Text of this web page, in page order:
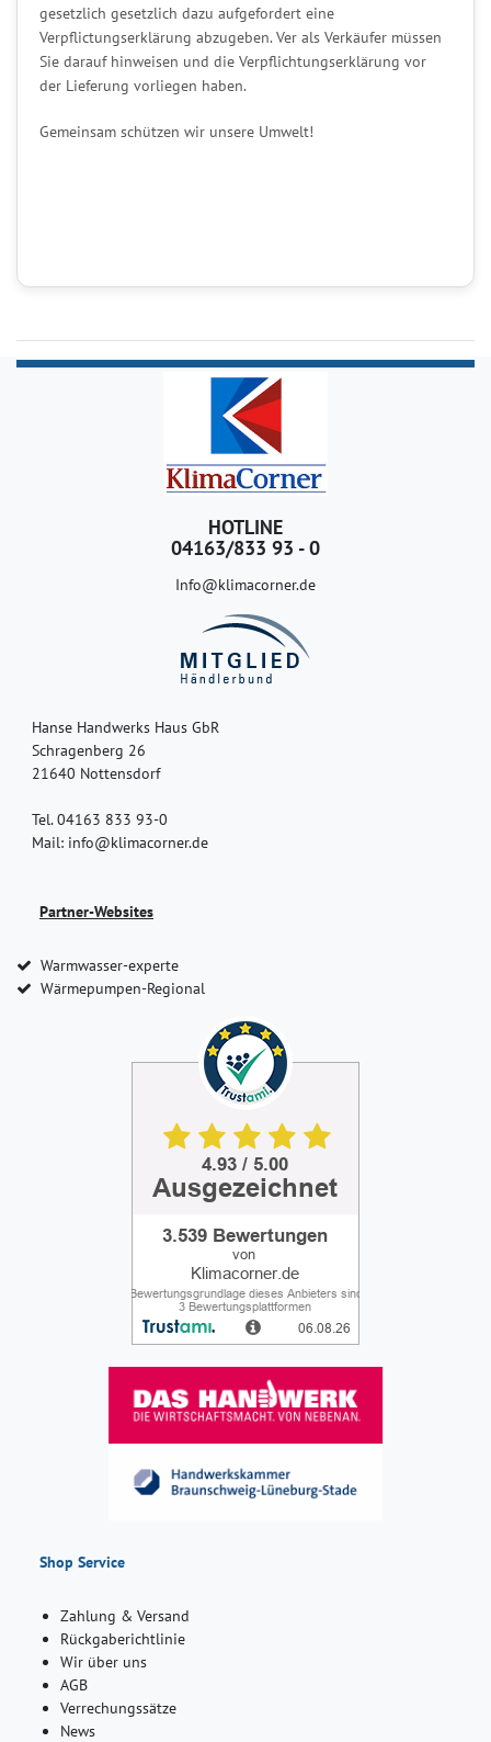
gesetzlich gesetzlich dazu aufgefordert eine
Verpflictungserklärung abzugeben. Ver als Verkäufer müssen
Sie darauf hinweisen und die Verpflichtungserklärung vor
der Lieferung vorliegen haben.
Gemeinsam schützen wir unsere Umwelt!
HOTLINE
04163/833 93 - 0
Info@klimacorner.de
Hanse Handwerks Haus GbR
Schragenberg 26
21640 Nottensdorf
Tel. 04163 833 93-0
Mail: info@klimacorner.de
Partner-Websites
Warmwasser-experte
Wärmepumpen-Regional
Shop Service
Zahlung & Versand
Rückgaberichtlinie
Wir über uns
AGB
Verrechungssätze
News